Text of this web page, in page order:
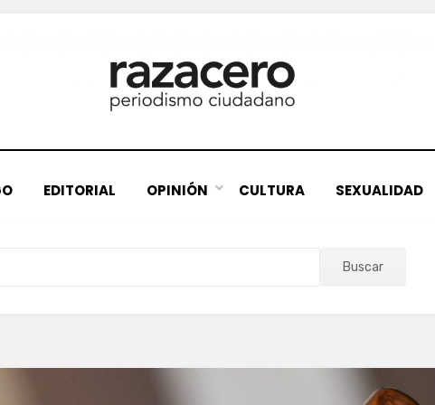
EDITORIAL OPINIÓN CULTURA SEXUALIDAD
Buscar